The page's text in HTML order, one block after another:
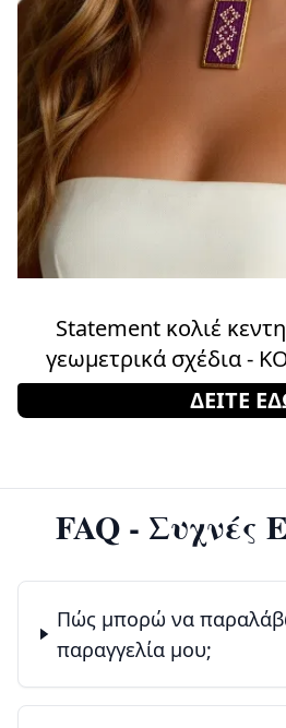
Statement κολιέ
γεωμετρικά σχέδια -
ΔΕΙΤΕ
FAQ - Συχνές
Πώς μπορώ να
παραγγελία μου;